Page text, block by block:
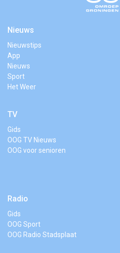
Nieuws
Nieuwstips
App
Nieuws
Sport
Het Weer
TV
Gids
OOG TV Nieuws
OOG voor senioren
Radio
Gids
OOG Sport
OOG Radio Stadsplaat